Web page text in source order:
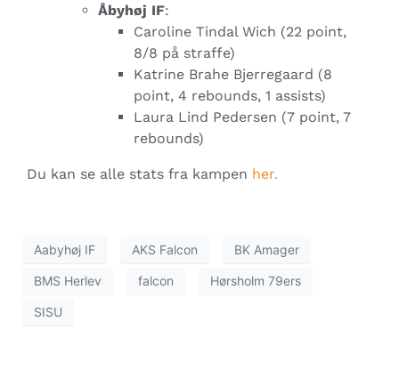
Åbyhøj IF:
Caroline Tindal Wich (22 point,
8/8 på straffe)
Katrine Brahe Bjerregaard (8
point, 4 rebounds, 1 assists)
Laura Lind Pedersen (7 point, 7
rebounds)
Du kan se alle stats fra kampen her.
Aabyhøj IF AKS Falcon BK Amager
BMS Herlev falcon Hørsholm 79ers
SISU